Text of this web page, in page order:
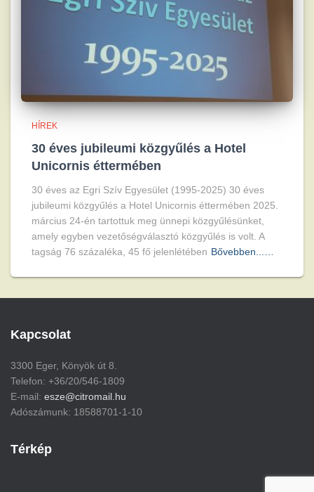
HÍREK
30 éves jubileumi közgyűlés a Hotel
Unicornis éttermében
30 éves az Egri Szív Egyesület (1995-2025) 30 éves
jubileumi közgyűlés a Hotel Unicornis éttermében 2025.
március 24-én tartottuk meg ünnepi közgyűlésünket,
amely egyben vezetőségválasztó közgyűlés is volt. A
tagság 76 százaléka, 45 fő jelenlétében Bővebben...…
Kapcsolat
3300 Eger, Könyök út 8.
Telefon: +36/20/546-1809
E-mail: esze@citromail.hu
Adószámunk: 18588701-1-10
Térkép